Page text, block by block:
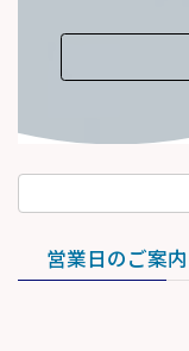
営業日のご案内